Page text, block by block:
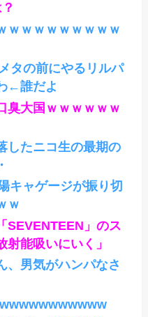
ｗｗｗｗｗｗｗｗｗ
タの前にやるリルパ
←誰だよ
臭大国ｗｗｗｗｗｗ
したニコ生の最期の
キャゲージが振り切
ｗ
SEVENTEEN」のス
能吸いにいく」
、男気がハンパなさ